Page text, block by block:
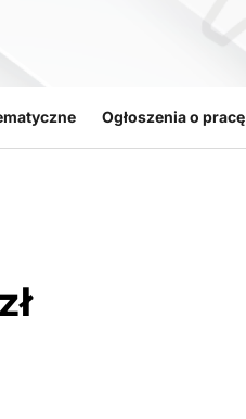
Ogłoszenia o pracę